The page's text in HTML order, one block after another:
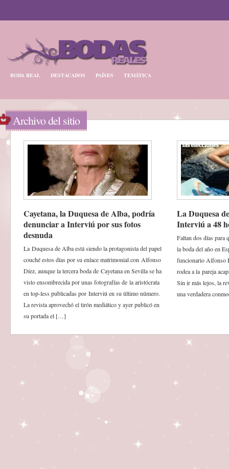
BODA REAL DESTACADOS PAÍSES TEMÁTICA
Archivo del sitio
Cayetana, la Duquesa de Alba, podría
denunciar a Interviú por sus fotos
desnuda
La Duquesa de Alba está siendo la protagonista del papel
couché estos días por su enlace matrimonial con Alfonso
Díez, aunque la tercera boda de Cayetana en Sevilla se ha
visto ensombrecida por unas fotografías de la aristócrata
en top-less publicadas por Interviú en su último número.
La revista aprovechó el tirón mediático y ayer publicó en
su portada el […]
La Duquesa
Interviú a 48
Faltan dos días para
la boda del año en
funcionario Alfonso
rodea a la pareja
Sin ir más lejos, la
una verdadera